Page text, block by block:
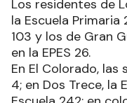
Los residentes de
la Escuela Primaria
103 y los de Gran
en la EPES 26.
En El Colorado, las
4; en Dos Trece, la